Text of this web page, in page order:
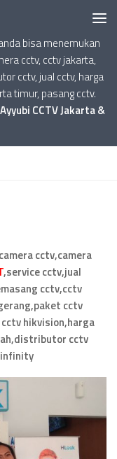
bisa menemukan
cctv, cctv jakarta,
cctv, jual cctv, harga
timur, pasang cctv.
Ayyubi CCTV Jakarta &
cctv,camera
,service cctv,jual
cctv,cctv
cctv
hikvision,harga
cctv